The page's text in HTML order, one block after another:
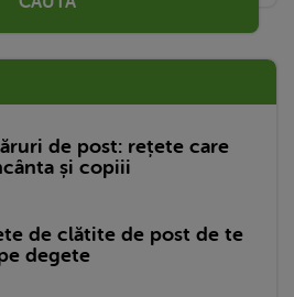
de post: rețete care
și copiii
de clătite de post de te
degete